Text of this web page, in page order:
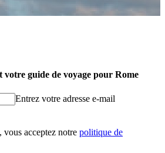
guide de voyage pour Rome
Entrez votre adresse e-mail
vous acceptez notre politique de